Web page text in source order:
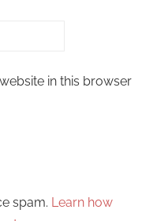
in this browser
spam. Learn how